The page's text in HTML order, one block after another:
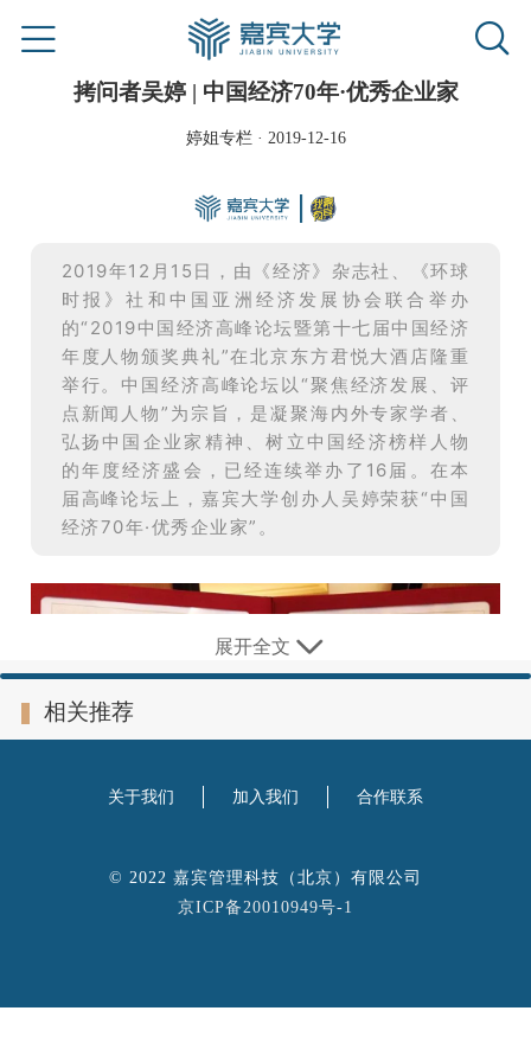
拷问者吴婷 | 中国经济70年·优秀企业家
婷姐专栏 · 2019-12-16
2019年12月15日，由《经济》杂志社、《环球
时报》社和中国亚洲经济发展协会联合举办
的“2019中国经济高峰论坛暨第十七届中国经济
年度人物颁奖典礼”在北京东方君悦大酒店隆重
举行。 中国经济高峰论坛以“聚焦经济发展、评
点新闻人物”为宗旨，是凝聚海内外专家学者、
弘扬中国企业家精神、树立中国经济榜样人物
的年度经济盛会，已经连续举办了16届。 在本
届高峰论坛上，嘉宾大学创办人吴婷荣获“中国
经济70年·优秀企业家”。
展开全文
相关推荐
关于我们 加入我们 合作联系
© 2022 嘉宾管理科技（北京）有限公司
京ICP备20010949号-1